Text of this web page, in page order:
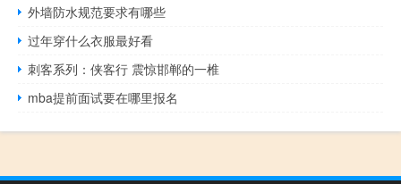
外墙防水规范要求有哪些
过年穿什么衣服最好看
刺客系列：侠客行 震惊邯郸的一椎
mba提前面试要在哪里报名